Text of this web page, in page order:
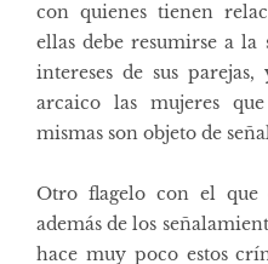
con quienes tienen
ellas debe resumirse a la
intereses de sus
arcaico las mujeres
mismas son objeto de
Otro flagelo con el que
además de los
hace muy poco estos